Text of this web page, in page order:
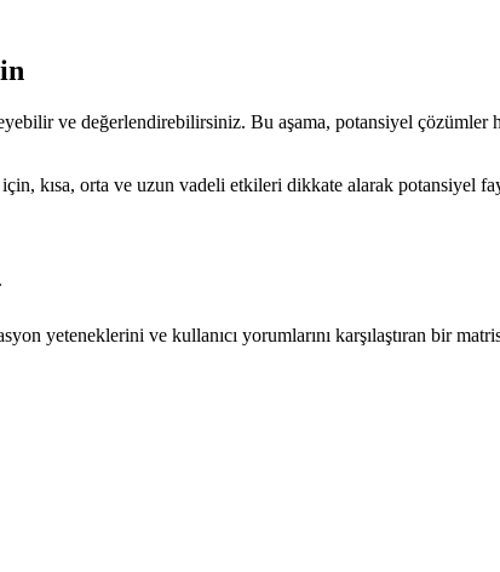
ve değerlendirebilirsiniz. Bu aşama, potansiyel çözümler
kısa, orta ve uzun vadeli etkileri dikkate alarak potansiyel
yeteneklerini ve kullanıcı yorumlarını karşılaştıran bir